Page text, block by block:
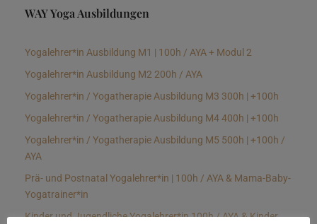
WAY Yoga Ausbildungen
Yogalehrer*in Ausbildung M1 | 100h / AYA + Modul 2
Yogalehrer*in Ausbildung M2 200h / AYA
Yogalehrer*in / Yogatherapie Ausbildung M3 300h | +100h
Yogalehrer*in / Yogatherapie Ausbildung M4 400h | +100h
Yogalehrer*in / Yogatherapie Ausbildung M5 500h | +100h /
AYA
Prä- und Postnatal Yogalehrer*in | 100h / AYA & Mama-Baby-
Yogatrainer*in
Kinder und Jugendliche Yogalehrer*in 100h / AYA & Kinder